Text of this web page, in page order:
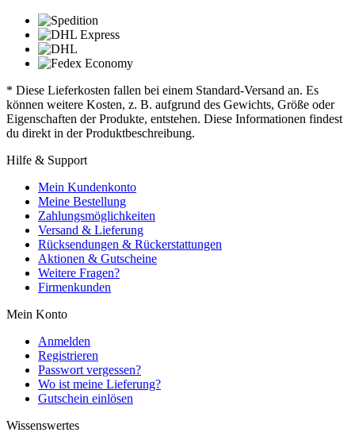
* Diese Lieferkosten fallen bei einem Standard-Versand an. Es
können weitere Kosten, z. B. aufgrund des Gewichts, Größe oder
Eigenschaften der Produkte, entstehen. Diese Informationen findest
du direkt in der Produktbeschreibung.
Hilfe & Support
Mein Kundenkonto
Meine Bestellung
Zahlungsmöglichkeiten
Versand & Lieferung
Rücksendungen & Rückerstattungen
Aktionen & Gutscheine
Weitere Fragen?
Firmenkunden
Mein Konto
Anmelden
Registrieren
Passwort vergessen?
Wo ist meine Lieferung?
Gutschein einlösen
Wissenswertes